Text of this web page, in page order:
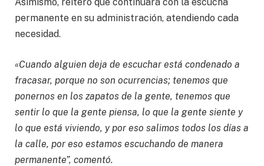
permanente en su administración, atendiendo cada
necesidad.
«Cuando alguien deja de escuchar está condenado a
fracasar, porque no son ocurrencias; tenemos que
ponernos en los zapatos de la gente, tenemos que
sentir lo que la gente piensa, lo que la gente siente y
lo que está viviendo, y por eso salimos todos los días a
la calle, por eso estamos escuchando de manera
permanente”, comentó.